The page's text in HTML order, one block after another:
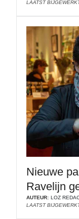
LAATST
Nieuwe
Ravelijn
AUTEUR: LOZ
LAATST